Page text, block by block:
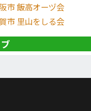
市 飯高オーヅ会
市 里山をしる会